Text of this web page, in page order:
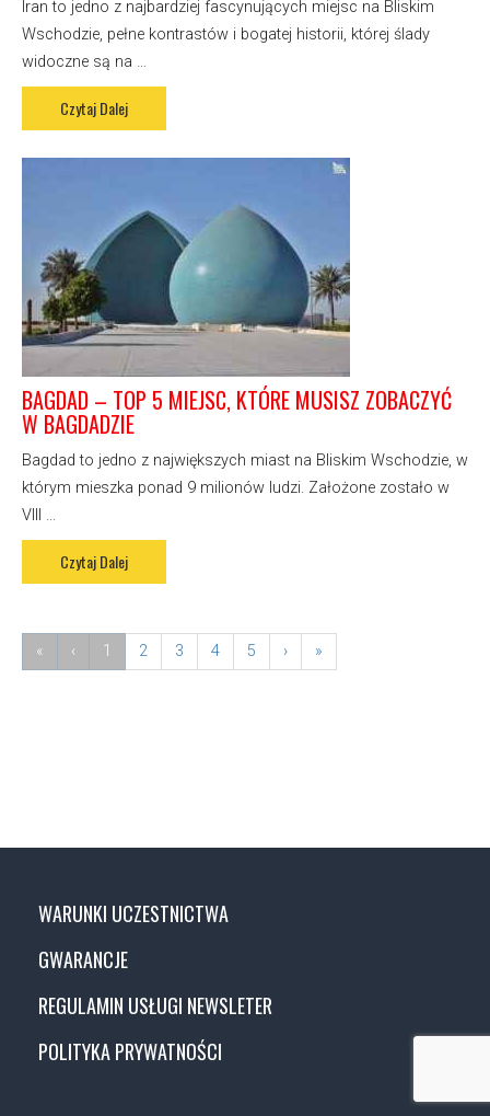
Iran to jedno z najbardziej fascynujących miejsc na Bliskim
Wschodzie, pełne kontrastów i bogatej historii, której ślady
widoczne są na ...
Czytaj Dalej
BAGDAD – TOP 5 MIEJSC, KTÓRE MUSISZ ZOBACZYĆ
W BAGDADZIE
Bagdad to jedno z największych miast na Bliskim Wschodzie, w
którym mieszka ponad 9 milionów ludzi. Założone zostało w
VIII ...
Czytaj Dalej
« ‹ 1 2 3 4 5 › »
WARUNKI UCZESTNICTWA
GWARANCJE
REGULAMIN USŁUGI NEWSLETER
POLITYKA PRYWATNOŚCI